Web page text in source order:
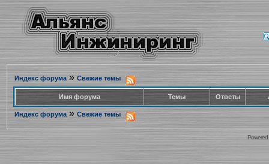
Индекс форума» Свежие темы
Имя форума Темы Ответы
Индекс форума » Свежие темы